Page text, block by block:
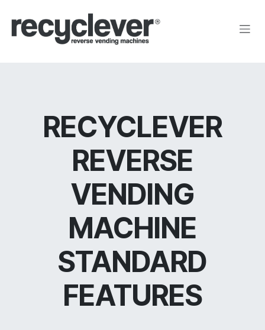
RECYCLEVER
REVERSE
VENDING
MACHINE
STANDARD
FEATURES